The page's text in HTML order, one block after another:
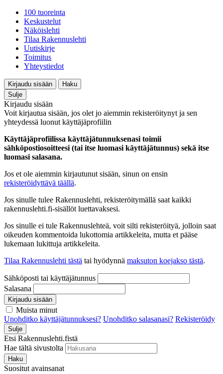
100 tuoreinta
Keskustelut
Näköislehti
Tilaa Rakennuslehti
Uutiskirje
Toimitus
Yhteystiedot
Kirjaudu sisään
Haku
Sulje
Kirjaudu sisään
Voit kirjautua sisään, jos olet jo aiemmin rekisteröitynyt ja sen
yhteydessä luonut käyttäjäprofiilin
Käyttäjäprofiilissa käyttäjätunnuksenasi toimii
sähköpostiosoitteesi (tai itse luomasi käyttäjätunnus) sekä itse
luomasi salasana.
Jos et ole aiemmin kirjautunut sisään, sinun on ensin
rekisteröidyttävä täällä.
Jos sinulle tulee Rakennuslehti, rekisteröitymällä saat kaikki
rakennuslehti.fi-sisällöt luettavaksesi.
Jos sinulle ei tule Rakennuslehteä, voit silti rekisteröityä, jolloin saat
oikeuden kommentoida lukottomia artikkeleita, mutta et pääse
lukemaan lukittuja artikkeleita.
Tilaa Rakennuslehti tästä tai hyödynnä maksuton koejakso tästä.
Sähköposti tai käyttäjätunnus
Salasana
Kirjaudu sisään
Muista minut
Unohditko käyttäjätunnuksesi? Unohditko salasanasi? Rekisteröidy
Sulje
Etsi Rakennuslehti.fistä
Hae tältä sivustolta
Haku
Suositut avainsanat